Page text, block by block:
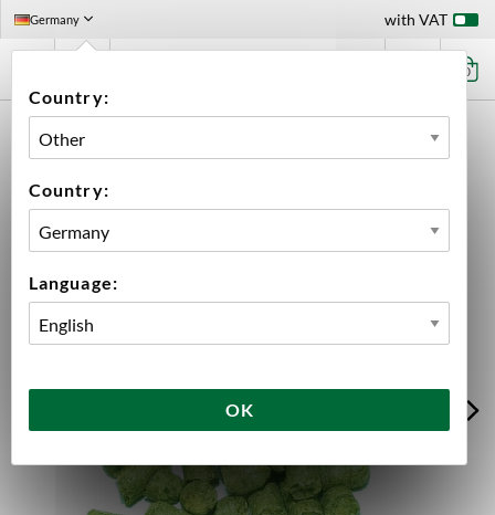
Germany
Country:
Country:
Language:
OK
with VAT
0
HALLERTAU BLANC PELLETS 2025 5KG